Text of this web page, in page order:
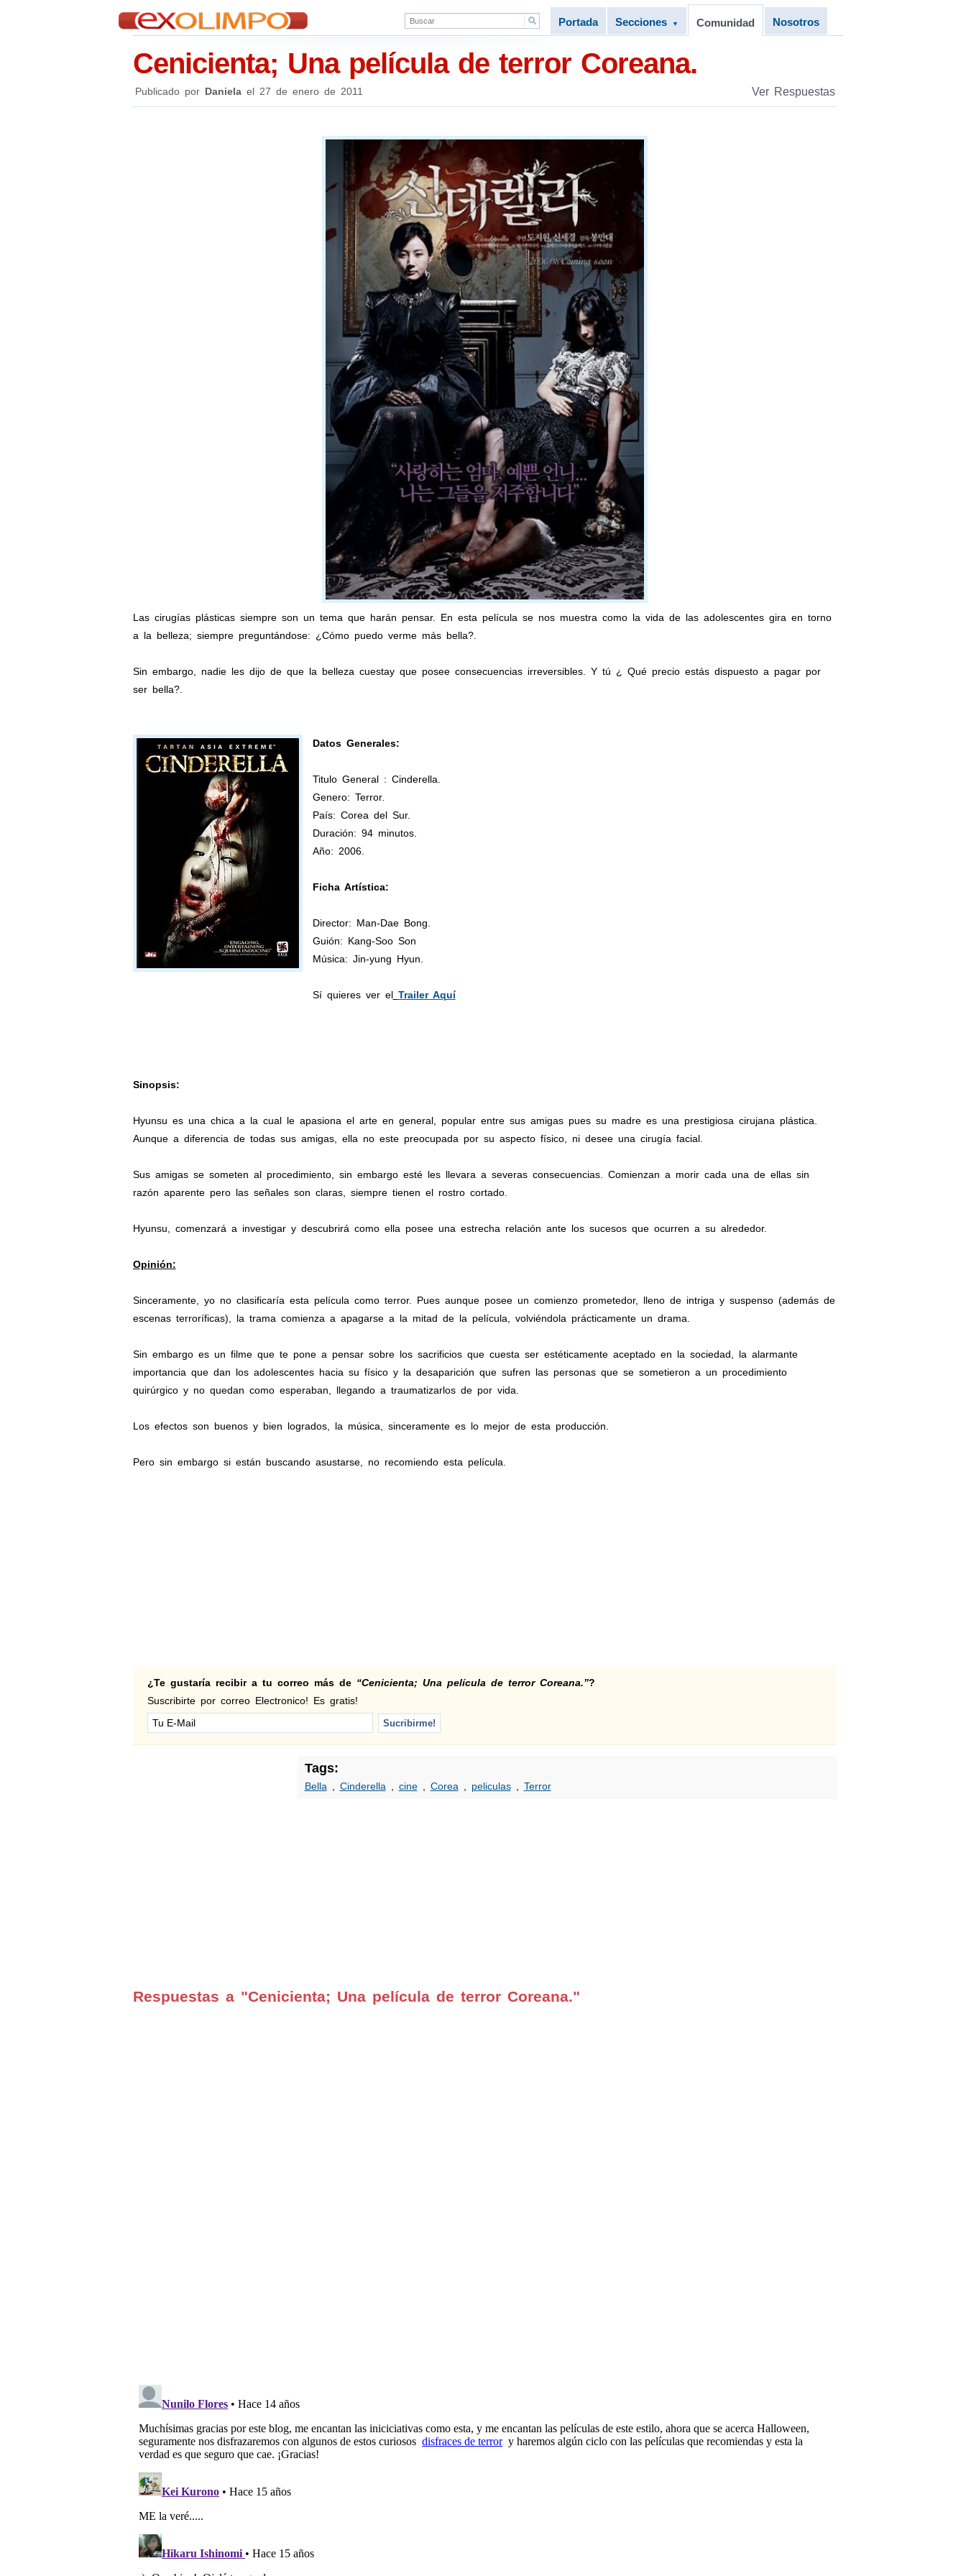
Portada Secciones ▼ Comunidad Nosotros
Cenicienta; Una película de terror Coreana.
Publicado por Danielael 27 de enero de 2011 Ver Respuestas
Las cirugías plásticas siempre son un tema que harán pensar. En esta película se nos muestra como la vida de las adolescentes gira en torno
a la belleza; siempre preguntándose: ¿Cómo puedo verme más bella?.
Sin embargo, nadie les dijo de que la belleza cuestay que posee consecuencias irreversibles. Y tú ¿ Qué precio estás dispuesto a pagar por
ser bella?.
Datos Generales:
Titulo General : Cinderella.
Genero: Terror.
País: Corea del Sur.
Duración: 94 minutos.
Año: 2006.
Ficha Artística:
Director: Man-Dae Bong.
Guión: Kang-Soo Son
Música: Jin-yung Hyun.
Sí quieres ver el Trailer Aquí
Sinopsis:
Hyunsu es una chica a la cual le apasiona el arte en general, popular entre sus amigas pues su madre es una prestigiosa cirujana plástica.
Aunque a diferencia de todas sus amigas, ella no este preocupada por su aspecto físico, ni desee una cirugía facial.
Sus amigas se someten al procedimiento, sin embargo esté les llevara a severas consecuencias. Comienzan a morir cada una de ellas sin
razón aparente pero las señales son claras, siempre tienen el rostro cortado.
Hyunsu, comenzará a investigar y descubrirá como ella posee una estrecha relación ante los sucesos que ocurren a su alrededor.
Opinión:
Sinceramente, yo no clasificaría esta película como terror. Pues aunque posee un comienzo prometedor, lleno de intriga y suspenso (además de
escenas terroríficas), la trama comienza a apagarse a la mitad de la película, volviéndola prácticamente un drama.
Sin embargo es un filme que te pone a pensar sobre los sacrificios que cuesta ser estéticamente aceptado en la sociedad, la alarmante
importancia que dan los adolescentes hacia su físico y la desaparición que sufren las personas que se sometieron a un procedimiento
quirúrgico y no quedan como esperaban, llegando a traumatizarlos de por vida.
Los efectos son buenos y bien logrados, la música, sinceramente es lo mejor de esta producción.
Pero sin embargo si están buscando asustarse, no recomiendo esta película.
¿Te gustaría recibir a tu correo más de “Cenicienta; Una película de terror Coreana.”?
Suscribirte por correo Electronico! Es gratis!
Tags:
Bella Cinderella cine, Corea peliculas, Terror
Respuestas a "Cenicienta; Una película de terror Coreana."